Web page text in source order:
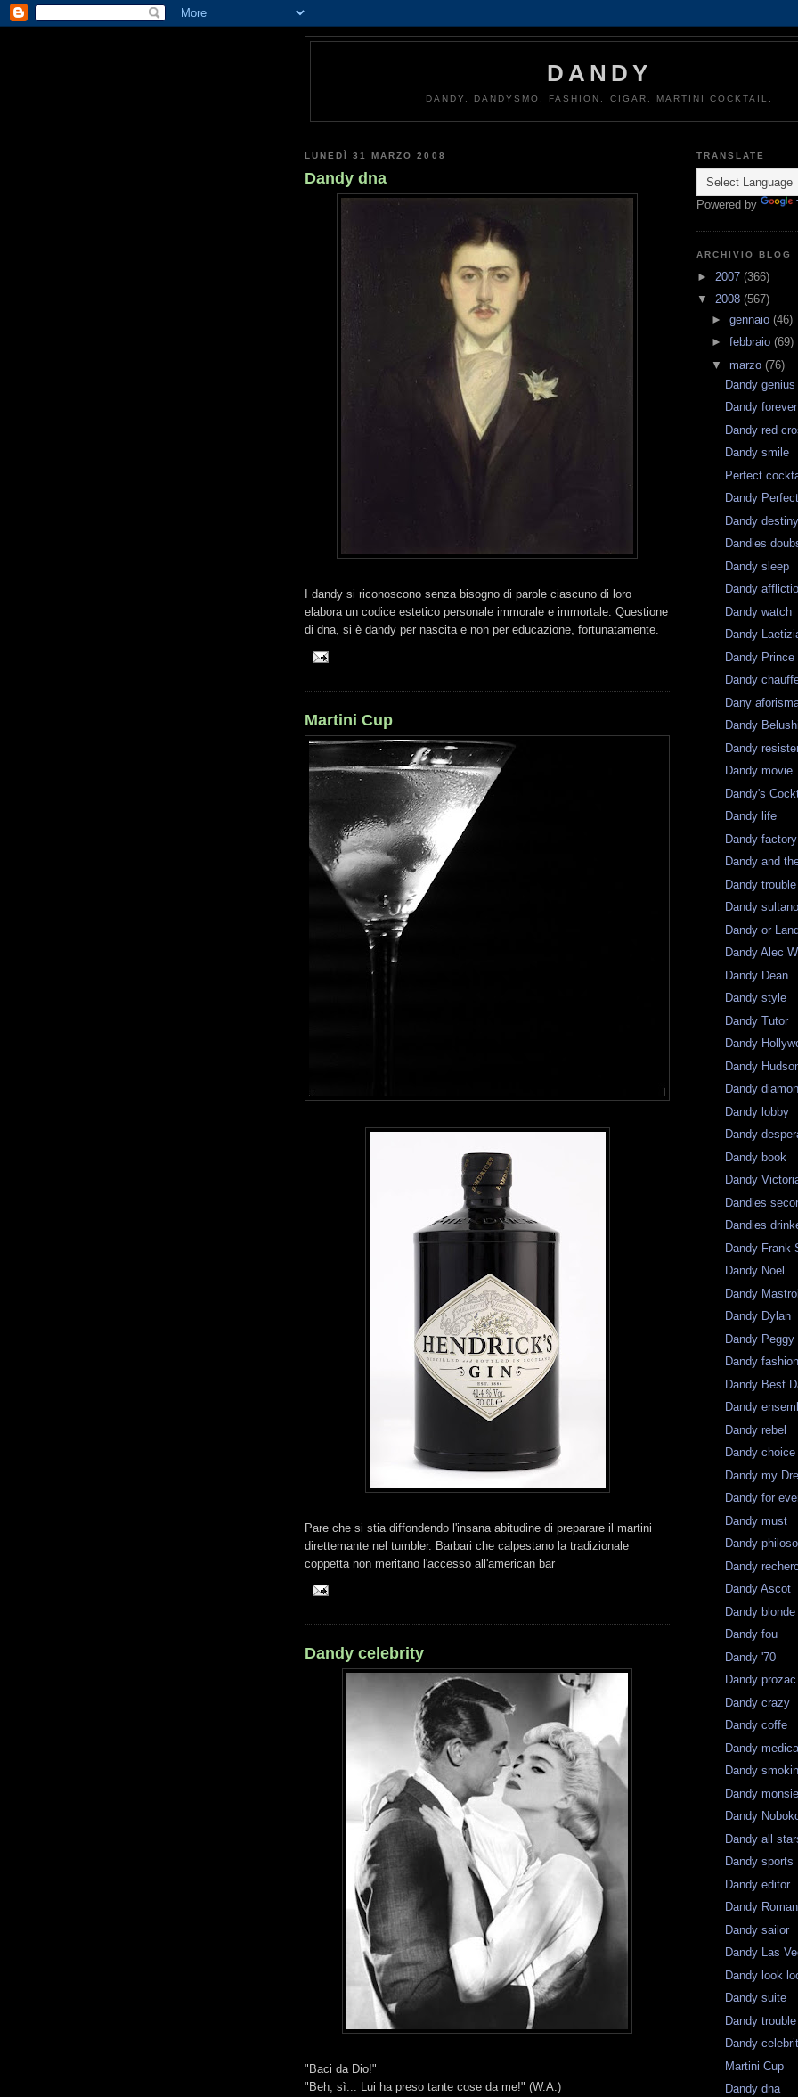
DANDY
DANDY, DANDYSMO, FASHION, CIGAR, MARTINI COCKTAIL,
LUNEDÌ 31 MARZO 2008
Dandy dna
I dandy si riconoscono senza bisogno di parole ciascuno di loro
elabora un codice estetico personale immorale e immortale. Questione
di dna, si è dandy per nascita e non per educazione, fortunatamente.
Martini Cup
Pare che si stia diffondendo l'insana abitudine di preparare il martini
direttemante nel tumbler. Barbari che calpestano la tradizionale
coppetta non meritano l'accesso all'american bar
Dandy celebrity
"Baci da Dio!"
"Beh, sì... Lui ha preso tante cose da me!" (W.A.)
TRANSLATE
Powered by
ARCHIVIO BLOG
► 2007 (366)
▼ 2008 (567)
► gennaio (46)
► febbraio (69)
▼ marzo (76)
Dandy genius
Dandy forever
Dandy red
Dandy smile
Perfect
Dandy Perfect
Dandy destiny
Dandies
Dandy sleep
Dandy
Dandy watch
Dandy
Dandy Prince
Dandy
Dany
Dandy Belushi
Dandy
Dandy movie
Dandy's
Dandy life
Dandy factory
Dandy and
Dandy trouble
Dandy sultano
Dandy or
Dandy Alec
Dandy Dean
Dandy style
Dandy Tutor
Dandy
Dandy
Dandy
Dandy lobby
Dandy
Dandy book
Dandy
Dandies
Dandies
Dandy Frank
Dandy Noel
Dandy
Dandy Dylan
Dandy Peggy
Dandy fashion
Dandy Best
Dandy
Dandy rebel
Dandy choice
Dandy my
Dandy for
Dandy must
Dandy
Dandy
Dandy Ascot
Dandy blonde
Dandy fou
Dandy '70
Dandy prozac
Dandy crazy
Dandy coffe
Dandy medical
Dandy
Dandy
Dandy
Dandy all
Dandy sports
Dandy editor
Dandy
Dandy sailor
Dandy Las
Dandy look
Dandy suite
Dandy trouble
Dandy
Martini Cup
Dandy dna